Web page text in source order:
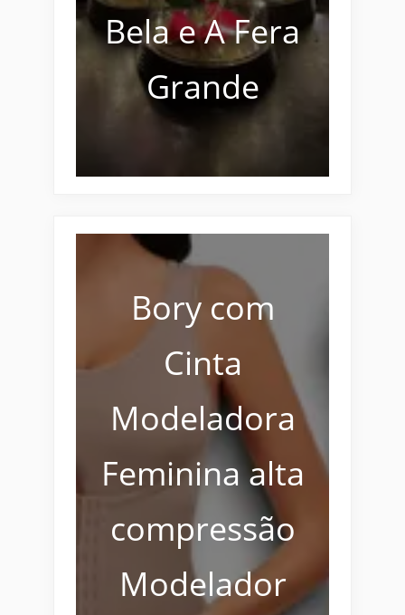
Bela e A Fera
Grande
Bory com
Cinta
Modeladora
Feminina alta
compressão
Modelador